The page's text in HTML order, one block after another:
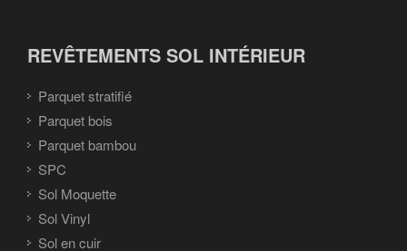
REVÊTEMENTS SOL INTÉRIEUR
Parquet stratifié
Parquet bois
Parquet bambou
SPC
Sol Moquette
Sol Vinyl
Sol en cuir